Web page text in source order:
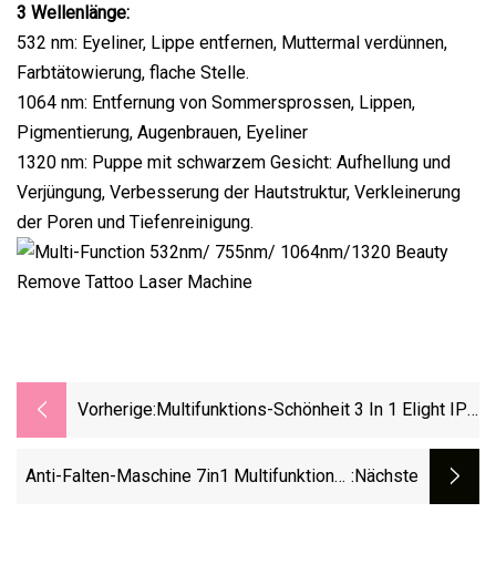
3 Wellenlänge:
532 nm: Eyeliner, Lippe entfernen, Muttermal verdünnen,
Farbtätowierung, flache Stelle.
1064 nm: Entfernung von Sommersprossen, Lippen,
Pigmentierung, Augenbrauen, Eyeliner
1320 nm: Puppe mit schwarzem Gesicht: Aufhellung und
Verjüngung, Verbesserung der Hautstruktur, Verkleinerung
der Poren und Tiefenreinigung.
Vorherige: Multifunktions-Schönheit 3 ​​in 1 Elight IPL
Tattooentfernungsmaschine
Anti-Falten-Maschine 7in1 Multifunktions- :nächste